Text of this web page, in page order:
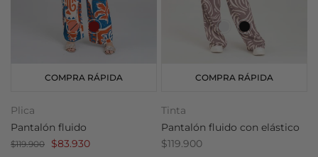
COMPRA RÁPIDA
Plica
Pantalón fluido
$119.900 $83.930
COMPRA RÁPIDA
Tinta
Pantalón fluido con elástico
$119.900